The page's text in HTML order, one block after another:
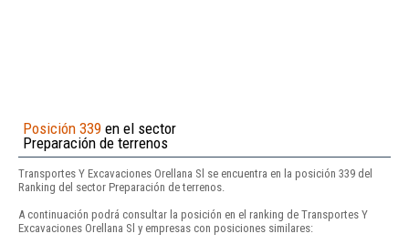
Posición 339 en el sector
Preparación de terrenos
Transportes Y Excavaciones Orellana Sl se encuentra en la posición 339 del
Ranking del sector Preparación de terrenos.
A continuación podrá consultar la posición en el ranking de Transportes Y
Excavaciones Orellana Sl y empresas con posiciones similares: